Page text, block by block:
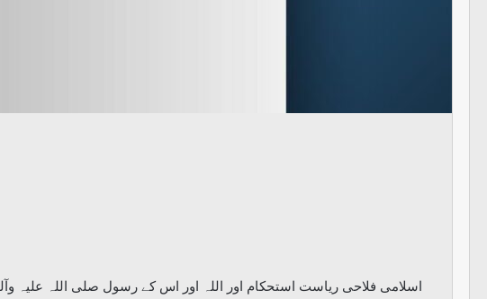
اسلامی فلاحی ریاست استحکام اور اللہ اور اس کے رسول صلی اللہ علیہ